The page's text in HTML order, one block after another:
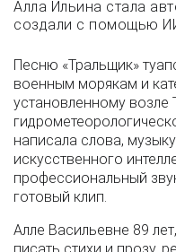
Алла Ильина стала
создали с помощью
Песню «Тральщик»
военным морякам и
установленному возле
написала слова,
искусственного
профессиональный
готовый клип.
Алле Васильевне 89